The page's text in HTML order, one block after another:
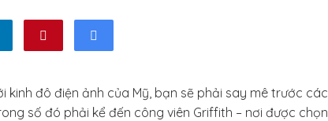
kinh đô điện ảnh của Mỹ, bạn sẽ phải say mê trước các
số đó phải kể đến công viên Griffith – nơi được chọn